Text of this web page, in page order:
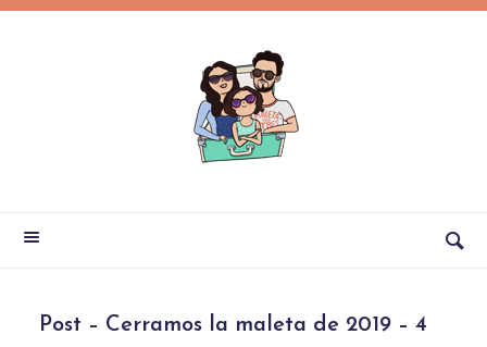
Post – Cerramos la maleta de 2019 – 4